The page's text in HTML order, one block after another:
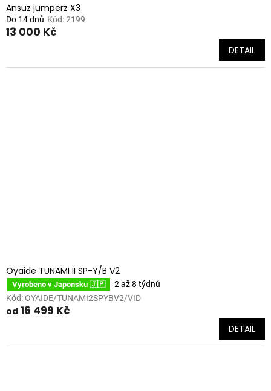
Ansuz jumperz X3
Do 14 dnů Kód:2199
13 000 Kč
DETAIL
Oyaide TUNAMI II SP-Y/B V2
Vyrobeno v Japonsku 🇯🇵
2 až 8 týdnů
Kód: OYAIDE/TUNAMI2SPYBV2/VID
od 16 499 Kč
DETAIL